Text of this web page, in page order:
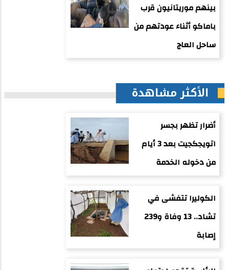
بينهم موريتانيون قرب
باماكو أثناء عودتهم من
ساحل العاج
الأكثر مشاهدة
أضرار تظهر بجسر
اتويجكجيت بعد 3 أيام
من دخوله الخدمة
الكوليرا تتفشى في
تشاد.. 13 وفاة و239
إصابة